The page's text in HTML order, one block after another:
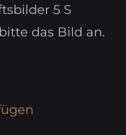
5 S
das Bild an.